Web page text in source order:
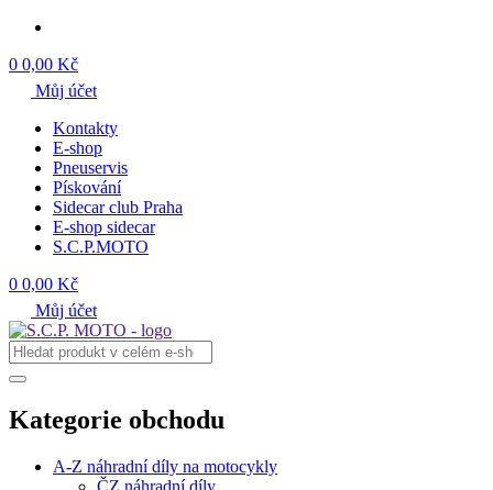
0 0,00 Kč
Můj účet
Kontakty
E-shop
Pneuservis
Pískování
Sidecar club Praha
E-shop sidecar
S.C.P.MOTO
0 0,00 Kč
Můj účet
Kategorie obchodu
A-Z náhradní díly na motocykly
ČZ náhradní díly